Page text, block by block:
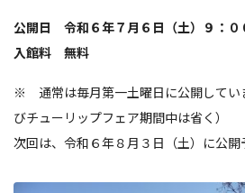
公開日 令和６年７月６日（土）９：０
入館料 無料
※ 通常は毎月第一土曜日に公開してい
びチューリップフェア期間中は省く）
次回は、令和６年８月３日（土）に公開